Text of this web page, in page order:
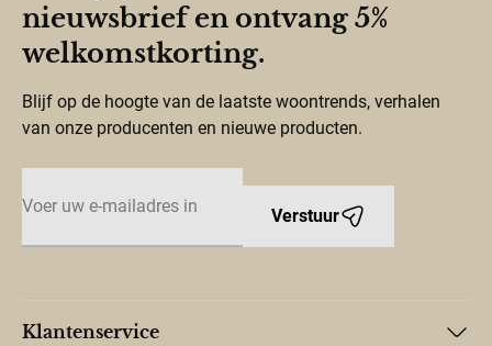
nieuwsbrief en ontvang 5%
welkomstkorting.
Blijf op de hoogte van de laatste woontrends, verhalen
van onze producenten en nieuwe producten.
Verstuur
Klantenservice